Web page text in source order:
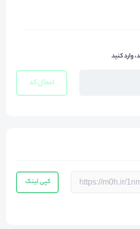
کپی لینک
وارد کنید
اعمال کد